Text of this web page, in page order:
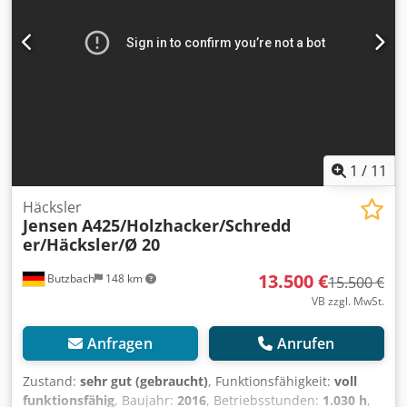
Spanish, Polnisch, Ukrainisch, Russisch, Bulgarisch. ----.
1 / 11
Butzbach 148 km
Häcksler
Jensen A425/Holzhacker/Schredd
er/Häcksler/Ø 20
13.500 €15.500 €
VB zzgl. MwSt.
Anfragen Anrufen
Zustand: sehr gut (gebraucht), Funktionsfähigkeit: voll
funktionsfähig, Baujahr: 2016, Betriebsstunden: 1.030 h,